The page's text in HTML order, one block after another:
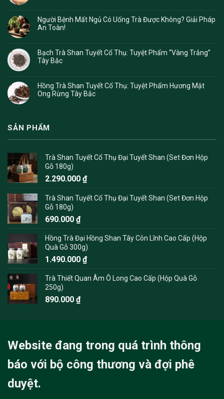
Người Bệnh Mất Ngủ Có Uống Trà Được Không? Giải Pháp
An Toàn!
Bạch Trà Shan Tuyết Cổ Thụ: Tuyệt Phẩm “Vàng Trắng”
Tây Bắc
Hồng Trà Shan Tuyết Cổ Thụ: Tuyệt Phẩm Hương Mật
Ong Rừng Tây Bắc
SẢN PHẨM
Trà Shan Tuyết Cổ Thụ Đại Tuyết Shan (Set Đơn Hộp
Gỗ 180g)
2.290.000 ₫
Trà Shan Tuyết Cổ Thụ Đại Tuyết Shan (Set Đơn Hộp
Gỗ 180g)
690.000 ₫
Hồng Trà Đại Hồng Shan Tây Côn Lĩnh Cao Cấp (Hộp
Quà Gỗ 300g)
1.490.000 ₫
Trà Thiết Quan Âm Ô Long Cao Cấp (Hộp Quà Gỗ
250g)
890.000 ₫
Website đang trong quá trình thông
báo với bộ công thương và đợi phê
duyệt.